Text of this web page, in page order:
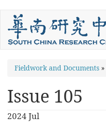
Skip
main
content
You
here
Fieldwork and Documents »
Issue 105
2024 Jul